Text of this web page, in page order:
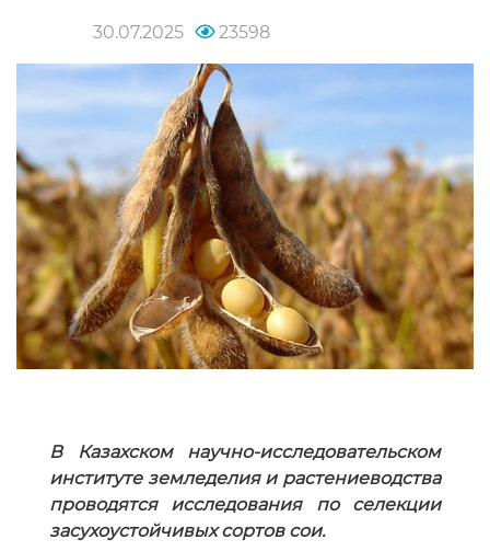
30.07.2025 23598
В Казахском научно-исследовательском
институте земледелия и растениеводства
проводятся исследования по селекции
засухоустойчивых сортов сои.